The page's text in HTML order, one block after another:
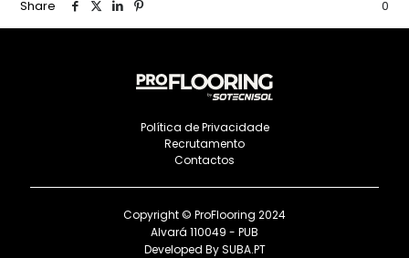
Share 0
Política de Privacidade
Recrutamento
Contactos
Copyright © ProFlooring 2024
Alvará 110049 - PUB
Developed BySUBA.PT